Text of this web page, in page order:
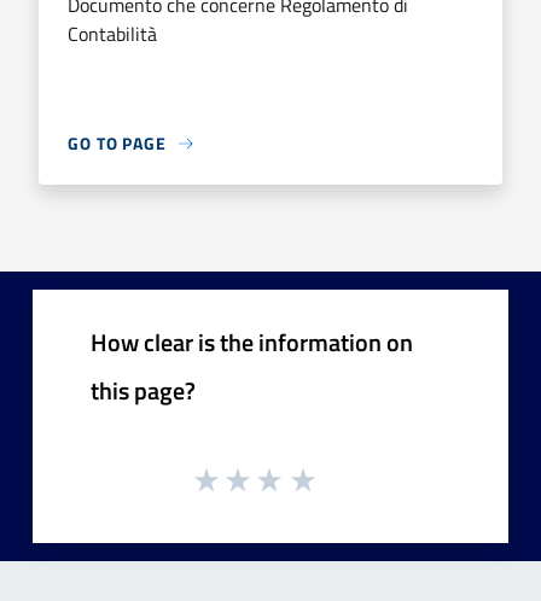
Contabilità
GO TO PAGE
How clear is the information on
this page?